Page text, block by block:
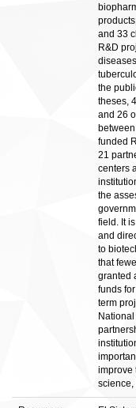
and 33
R&D
the
theses,
and 26
funded
21
centers
the
field. It
and
to
that
granted
funds
term
improve